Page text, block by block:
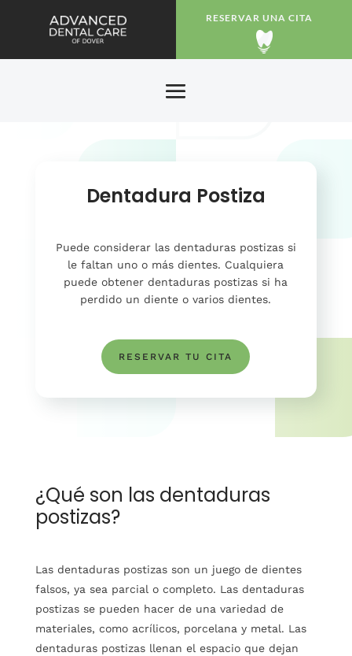
RESERVAR UNA CITA
Dentadura Postiza
Puede considerar las dentaduras postizas si
le faltan uno o más dientes. Cualquiera
puede obtener dentaduras postizas si ha
perdido un diente o varios dientes.
RESERVAR TU CITA
¿Qué son las dentaduras
postizas?
Las dentaduras postizas son un juego de dientes
falsos, ya sea parcial o completo. Las dentaduras
postizas se pueden hacer de una variedad de
materiales, como acrílicos, porcelana y metal. Las
dentaduras postizas llenan el espacio que dejan